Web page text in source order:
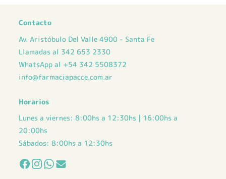
Contacto
Av. Aristóbulo Del Valle 4900 - Santa Fe
Llamadas al 342 653 2330
WhatsApp al +54 342 5508372
info@farmaciapacce.com.ar
Horarios
Lunes a viernes: 8:00hs a 12:30hs | 16:00hs a
20:00hs
Sábados: 8:00hs a 12:30hs